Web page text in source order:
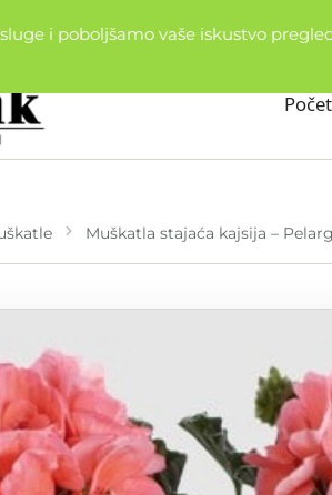
Muškatla stajaća kajsija –
i poboljšamo vaše iskustvo